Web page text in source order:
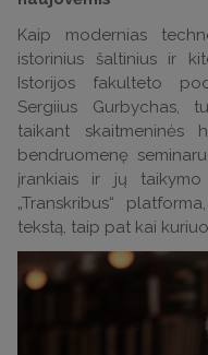
Kaip modernias
istorinius šaltinius ir
Istorijos fakulteto
Sergiius Gurbychas,
taikant skaitmeninės
bendruomenę
įrankiais ir jų
„Transkribus“
tekstą, taip pat kai